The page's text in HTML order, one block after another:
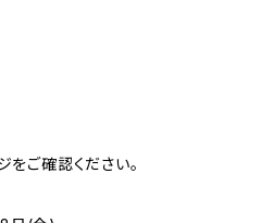
ご確認ください。